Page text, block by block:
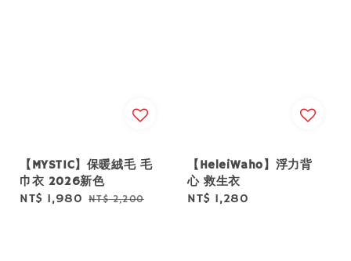
【MYSTIC】保暖絨毛 毛
巾衣 2026新色
Sale
NT$ 1,980 Regular
NT$ 2,200
【HeleiWaho】浮力背
心 救生衣
Regular
NT$ 1,280